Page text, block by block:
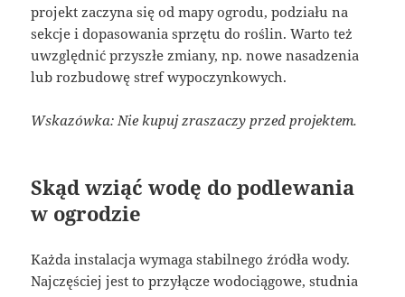
projekt zaczyna się od mapy ogrodu, podziału na
sekcje i dopasowania sprzętu do roślin. Warto też
uwzględnić przyszłe zmiany, np. nowe nasadzenia
lub rozbudowę stref wypoczynkowych.
Wskazówka: Nie kupuj zraszaczy przed projektem.
Skąd wziąć wodę do podlewania
w ogrodzie
Każda instalacja wymaga stabilnego źródła wody.
Najczęściej jest to przyłącze wodociągowe, studnia